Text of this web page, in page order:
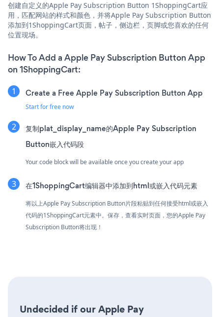
创建自定义的Apple Pay Subscription Button 1ShoppingCart应
用，匹配网站的样式和颜色，并将Apple Pay Subscription Button
添加到1ShoppingCart页面，帖子，侧边栏，页脚或您喜欢的任何
位置现场。
How To Add a Apple Pay Subscription Button App
on 1ShoppingCart:
Create a Free Apple Pay Subscription Button App
Start for free now
复制plat_display_name的Apple Pay Subscription
Button嵌入代码段
Your code block will be available once you create your app
在1ShoppingCart编辑器中添加到html或嵌入代码元素
将以上Apple Pay Subscription Button片段粘贴到任何接受html或嵌入
代码的1ShoppingCart元素中。保存，查看实时页面，您的Apple Pay
Subscription Button将出现！
Undecided if our Apple Pay